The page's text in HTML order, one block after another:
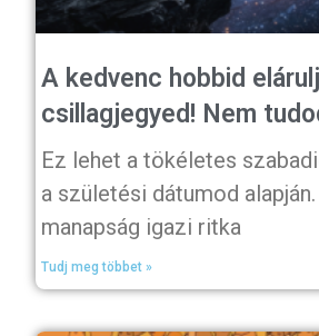
A kedvenc hobbid
csillagjegyed! Nem
Ez lehet a tökéletes
a születési dátumod
manapság igazi ritka
Tudj meg többet »